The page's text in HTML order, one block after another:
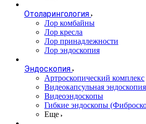
Отоларингология
Лор комбайны
Лор кресла
Лор принадлежности
Лор эндоскопия
Эндоскопия
Артроскопический комплекс
Видеокапсульная эндоскопия
Видеоэндоскопы
Гибкие эндоскопы
Еще